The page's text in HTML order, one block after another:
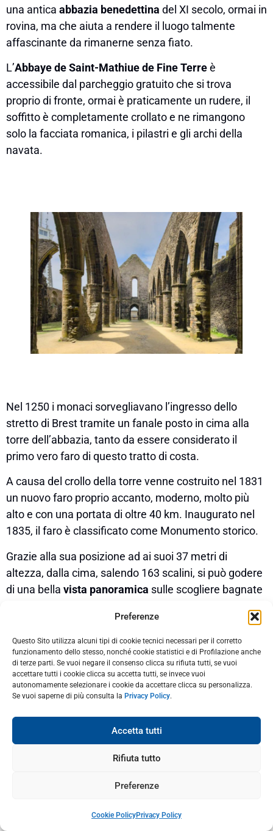
Preferenze
Questo Sito utilizza alcuni tipi di cookie tecnici necessari per il corretto
funzionamento dello stesso, nonché cookie statistici e di Profilazione anche
di terze parti. Se vuoi negare il consenso clicca su rifiuta tutti, se vuoi
accettare tutti i cookie clicca su accetta tutti, se invece vuoi
autonomamente selezionare i cookie da accettare clicca su personalizza.
Se vuoi saperne di più consulta la Privacy Policy.
Accetta tutti
Rifiuta tutto
Preferenze
Cookie PolicyPrivacy Policy
una antica abbazia benedettina del XI secolo, ormai in
rovina, ma che aiuta a rendere il luogo talmente
affascinante da rimanerne senza fiato.
L’Abbaye de Saint-Mathiue de Fine Terreè
accessibile dal parcheggio gratuito che si trova
proprio di fronte, ormai è praticamente un rudere, il
soffitto è completamente crollato e ne rimangono
solo la facciata romanica, i pilastri e gli archi della
navata.
Nel 1250 i monaci sorvegliavano l’ingresso dello
stretto di Brest tramite un fanale posto in cima alla
torre dell’abbazia, tanto da essere considerato il
primo vero faro di questo tratto di costa.
A causa del crollo della torre venne costruito nel 1831
un nuovo faro proprio accanto, moderno, molto più
alto e con una portata di oltre 40 km. Inaugurato nel
1835, il faro è classificato come Monumento storico.
Grazie alla sua posizione ad ai suoi 37 metri di
altezza, dalla cima, salendo 163 scalini, si può godere
di una bella vista panoramica sulle scogliere bagnate
giornate è possibile avvistare l’Isola di Molène e
quella di Ouessant da un lato, mentre dall’altro la
Penisola di Crozon fino alla Pointe du Raz.